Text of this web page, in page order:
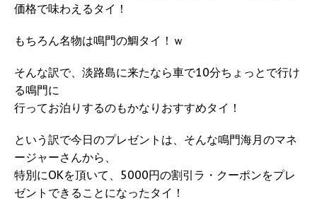
価格で味わえるタイ！
もちろん名物は鳴門の鯛タイ！ｗ
そんな訳で、淡路島に来たなら車で10分ちょっとで行け
る鳴門に
行ってお泊りするのもかなりおすすめタイ！
という訳で今日のプレゼントは、そんな鳴門海月のマネ
ージャーさんから、
特別にOKを頂いて、5000円の割引ラ・クーポンをプレ
ゼントできることになったタイ！